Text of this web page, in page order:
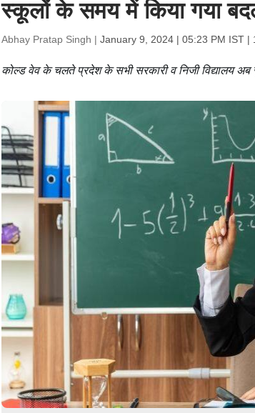
स्कूलों के समय में किया गया
Abhay Pratap Singh | January 9, 2024 | 05:23 PM IST|
कोल्ड वेव के चलते प्रदेश के सभी सरकारी व निजी विद्यालय